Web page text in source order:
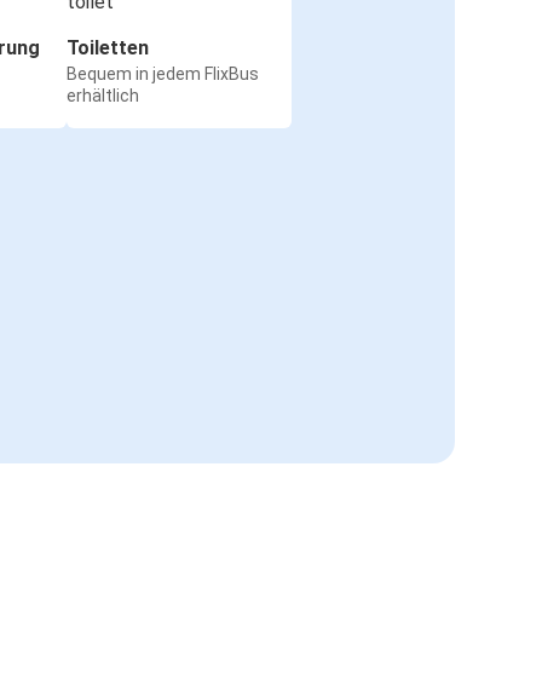
Toiletten
Bequem in jedem FlixBus
erhältlich